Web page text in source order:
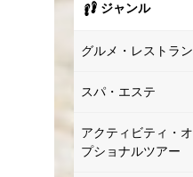
ジャンル
グルメ・レストラン
スパ・エステ
アクティビティ・オ
プショナルツアー